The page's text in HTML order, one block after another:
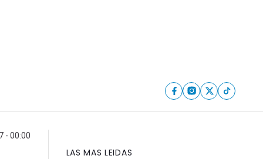
- 00:00
LAS MAS LEIDAS